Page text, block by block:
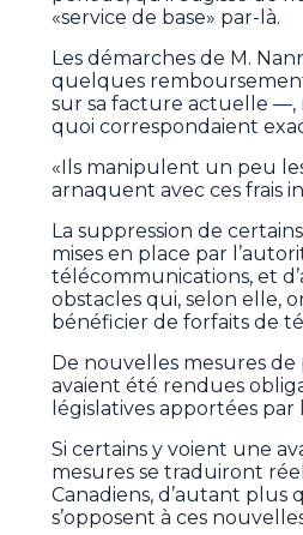
«service de base» par-là.
Les démarches de M.
quelques
sur sa facture actuelle —,
quoi correspondaient
«Ils manipulent un peu
arnaquent avec ces frais
La suppression de
mises en place par
télécommunications, et
obstacles qui, selon elle,
bénéficier de forfaits de
De nouvelles mesures
avaient été rendues
législatives apportées
Si certains y voient une
mesures se traduiront
Canadiens, d’autant
s’opposent à ces